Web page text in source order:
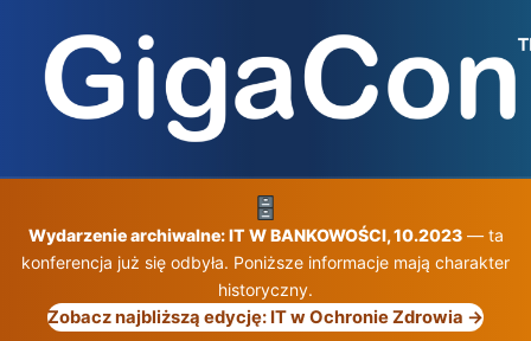
treści
Wydarzenie archiwalne: IT W BANKOWOŚCI, 10.2023— ta
konferencja już się odbyła. Poniższe informacje mają charakter
historyczny.
Zobacz najbliższą edycję: IT w Ochronie Zdrowia →